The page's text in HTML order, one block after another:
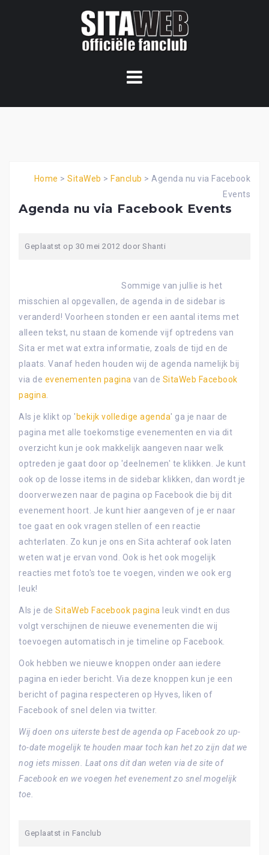
Home > SitaWeb > Fanclub > Agenda nu via Facebook
Events
Agenda nu via Facebook Events
Geplaatst op 30 mei 2012 door Shanti
Sommige van jullie is het
misschien al opgevallen, de agenda in de sidebar is
veranderd! Voorheen stonden er een aantal items met
alleen tekst, nu staan de komende vijf optredens van
Sita er met wat extra informatie, zoals de tijd en de
plaats. Vanaf heden houden wij de agenda namelijk bij
via de evenementen pagina van de SitaWeb Facebook
pagina
Als je klikt op ' bekijk volledige agenda' ga je naar de
pagina met alle toekomstige evenementen en via dit
overzicht kun je ook makkelijk aangeven naar welk
optreden je gaat door op 'deelnemen' te klikken. Je kunt
ook op de losse items in de sidebar klikken, dan wordt je
doorverwezen naar de pagina op Facebook die bij dit
evenement hoort. Je kunt hier aangeven of je er naar
toe gaat en ook vragen stellen of een reactie
achterlaten. Zo kun je ons en Sita achteraf ook laten
weten wat je ervan vond. Ook is het ook mogelijk
reacties met foto's toe te voegen, vinden we ook erg
leuk!
Als je de SitaWeb Facebook pagina leuk vindt en dus
volgt verschijnen de nieuwe evenementen die wij
toevoegen automatisch in je timeline op Facebook.
Ook hebben we nieuwe knoppen onder aan iedere
pagina en ieder bericht. Via deze knoppen kun je een
bericht of pagina respecteren op Hyves, liken of
Facebook of snel delen via twitter.
Wij doen ons uiterste best de agenda op Facebook zo up-
to-date mogelijk te houden maar toch kan het zo zijn dat we
nog iets missen. Laat ons dit dan weten via de site of
Facebook en we voegen het evenement zo snel mogelijk
toe.
Geplaatst in Fanclub